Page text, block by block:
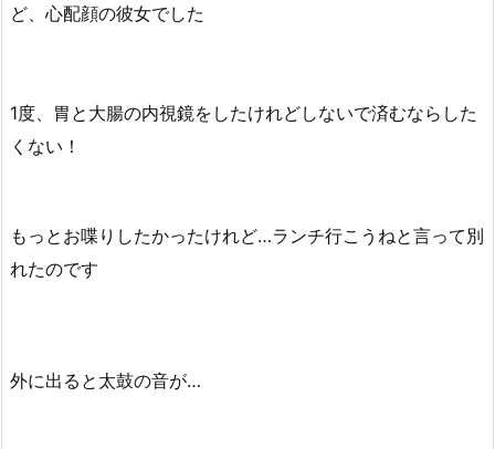
ど、心配顔の彼女でした
1度、胃と大腸の内視鏡をしたけれどしないで済むならした
くない！
もっとお喋りしたかったけれど…ランチ行こうねと言って別
れたのです
外に出ると太鼓の音が…